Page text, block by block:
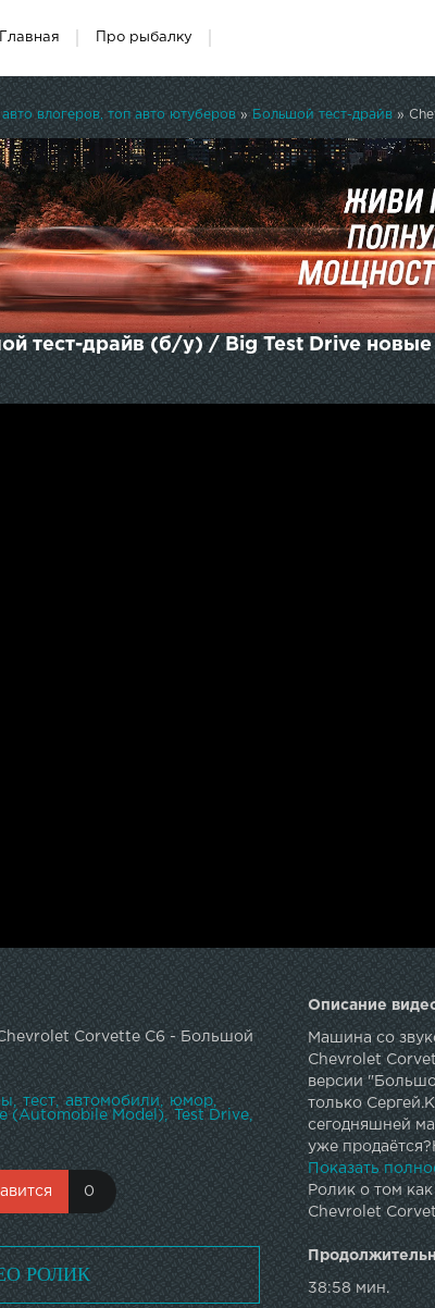
Главная Про рыбалку
влогеров, топ авто ютуберов» Большой тест-драйв»
тест-драйв (б/у) / Big Test Drive новые
Описание
Машина со
Chevrolet
версии
только
сегодняшней
уже
Twitter: | G+: |
PARTNER
Показать
Ролик о том
Chevrolet
38:58 мин.
Corvette C6 - Большой
тест автомобили
юмор
(Automobile Model)
Test Drive
0
РОЛИК